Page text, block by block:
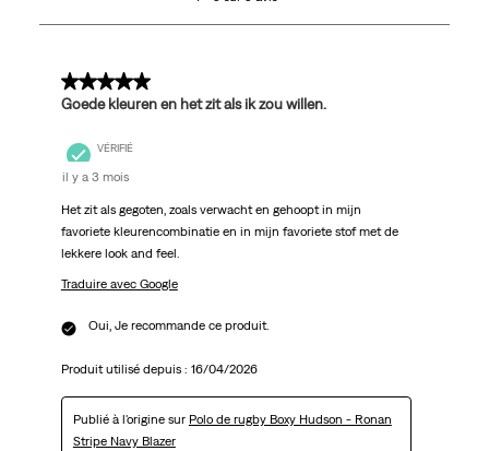
5
5 sur 5 étoiles.
Goede kleuren en het zit als ik zou willen.
VÉRIFIÉ
il y a 3 mois
Het zit als gegoten, zoals verwacht en gehoopt in mijn
favoriete kleurencombinatie en in mijn favoriete stof met de
lekkere look and feel.
Traduire avec Google
Oui, Je recommande ce produit.
Produit utilisé depuis : 16/04/2026
Publié à l'origine sur Polo de rugby Boxy Hudson - Ronan
Stripe Navy Blazer